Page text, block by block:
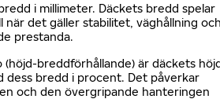
i millimeter. Däckets bredd spelar
när det gäller stabilitet, väghållning
prestanda.
(höjd-breddförhållande) är däckets
dess bredd i procent. Det påverkar
och den övergripande hanteringen